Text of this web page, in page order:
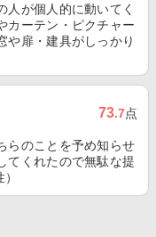
人が個人的に動いてく
カーテン・ピクチャー
や扉・建具がしっかり
73.7点
らのことを予め知らせ
てくれたので無駄な提